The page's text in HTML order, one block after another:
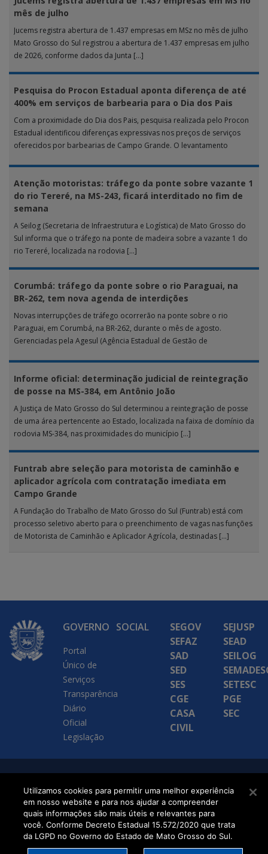
mês de julho
Jucems registra abertura de 1.437 empresas em MSz no mês de julho
Mato Grosso do Sul registrou a abertura de 1.437 empresas em julho
de 2026, conforme dados da Junta […]
Pesquisa do Procon Estadual aponta diferença de até
400% em serviços de barbearia para o Dia dos Pais
Com a proximidade do Dia dos Pais, pesquisa realizada pelo Procon
Estadual identificou diferenças expressivas nos preços de serviços
oferecidos por barbearias de Campo Grande. O levantamento
Atenção motoristas: tráfego da ponte sobre vazante 1
do rio Tereré, na MS-243, ficará interditado no fim de
semana
A Seilog (Secretaria de Infraestrutura e Logística) de Mato Grosso do
Sul informa que o tráfego na ponte de madeira sobre a vazante 1 do
rio Tereré, localizada na rodovia […]
Corumbá: tráfego da ponte sobre o rio Paraguai, na
BR-262, tem nova agenda de interdições
Novas interrupções de tráfego ocorrerão na ponte sobre o rio
Paraguai, em Corumbá, na BR-262, durante o mês de agosto.
Gerenciadas pela Agesul (Agência Estadual de Gestão de
Informe oficial: determinação judicial de reintegração
de posse na MS-384, em Antônio João
A Justiça de Mato Grosso do Sul determinou a reintegração de posse
de uma área pertencente ao Estado, localizada na faixa de domínio da
rodovia MS-384, nas proximidades do município […]
Funtrab abre seleção para motorista de caminhão e
aplicador agrícola com contratação imediata em
Campo Grande
A Fundação do Trabalho de Mato Grosso do Sul (Funtrab) está com
processo seletivo aberto para o preenchimento de vagas nas funções
de Motorista de Caminhão e Aplicador Agrícola, destinadas […]
GOVERNO
Portal
Único de
Serviços
Transparência
Diário
Oficial
Legislação
SOCIAL
SEGOV
SEFAZ
SAD
SED
SES
CGE
CASA
CIVIL
SEJUSP
SEAD
SEILOG
SETESC
PGE
SEC
Executiva de
Transformação Digital
Utilizamos cookies para permitir uma melhor experiência
em nosso website e para nos ajudar a compreender
quais informações são mais úteis e relevantes para
você. Conforme Decreto Estadual 15.572/2020 que trata
da LGPD no Governo do Estado de Mato Grosso do Sul.